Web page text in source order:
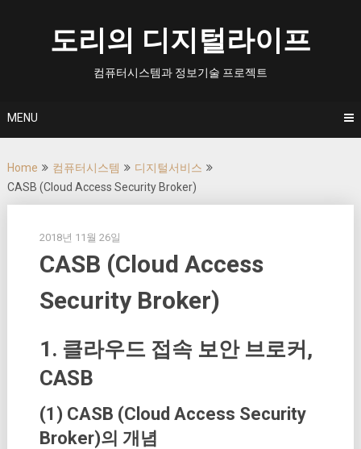
도리의 디지털라이프
컴퓨터시스템과 정보기술 프로젝트
MENU
Home 컴퓨터시스템
디지털서비스
CASB (Cloud Access Security Broker)
2018년 11월 26일
CASB (Cloud Access
Security Broker)
1. 클라우드 접속 보안 브로커,
CASB
(1) CASB (Cloud Access Security
Broker)의 개념